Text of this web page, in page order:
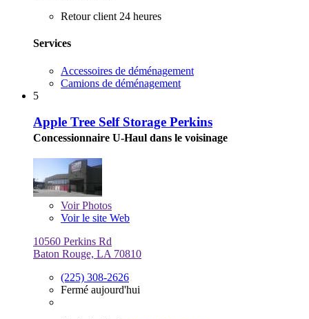
Retour client 24 heures
Services
Accessoires de déménagement
Camions de déménagement
5
Apple Tree Self Storage Perkins
Concessionnaire U-Haul dans le voisinage
VoirPhotos
Voir le site Web
10560 Perkins Rd
Baton Rouge, LA 70810
(225) 308-2626
Fermé aujourd'hui